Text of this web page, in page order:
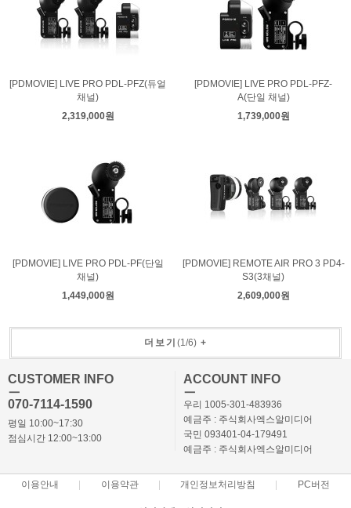
[PDMOVIE] LIVE PRO PDL-PFZ(듀얼
채널)
2,319,000원
[PDMOVIE] LIVE PRO PDL-PFZ-
A(단일 채널)
1,739,000원
[PDMOVIE] LIVE PRO PDL-PF(단일
채널)
1,449,000원
[PDMOVIE] REMOTE AIR PRO 3 PD4-
S3(3채널)
2,609,000원
더보기 (1/6)+
CUSTOMER INFO
ㅡ
070-7114-1590
평일 10:00~17:30
점심시간 12:00~13:00
ACCOUNT INFO
ㅡ
우리 1005-301-483936
예금주 : 주식회사엑스알미디어
국민 093401-04-179491
예금주 : 주식회사엑스알미디어
이용안내 이용약관 개인정보처리방침 PC버전